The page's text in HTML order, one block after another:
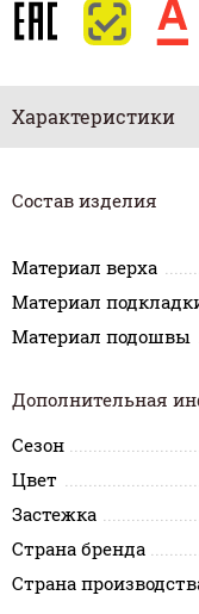
Характеристики
Состав изделия
Материал верха
Материал
Материал подошвы
Дополнительная
Сезон
Цвет
Застежка
Страна бренда
Страна